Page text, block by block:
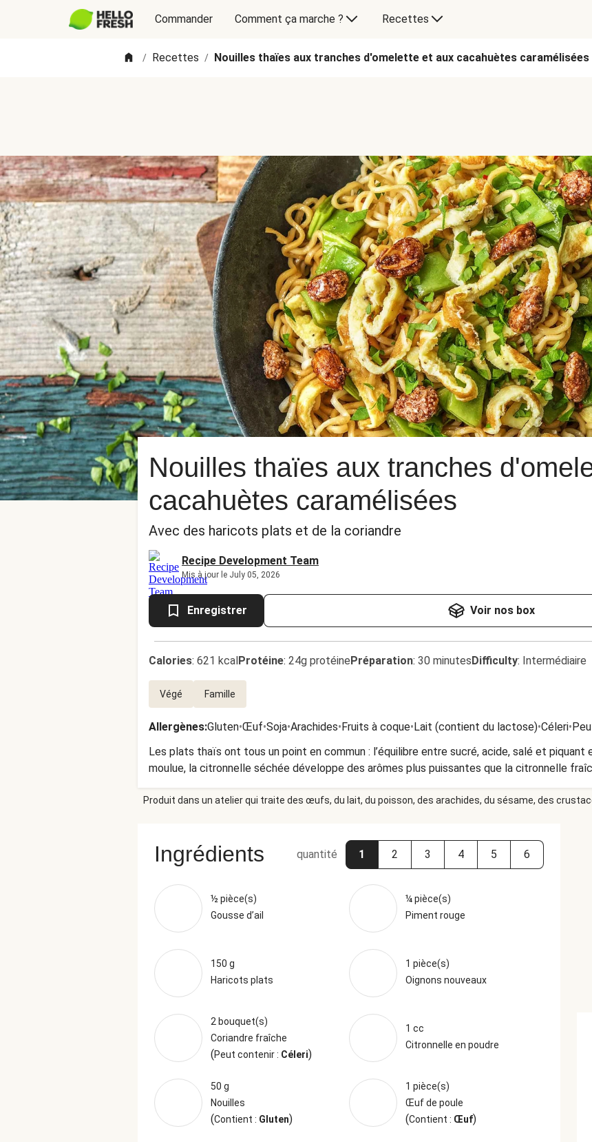
Commander Comment ça marche ? Recettes
/ Recettes / Nouilles thaïes aux tranches d'omelette et aux cacahuètes caramélisées
Nouilles thaïes aux tranches
cacahuètes caramélisées
Avec des haricots plats et de la coriandre
Recipe Development Team
Mis à jour le July 05, 2026
Enregistrer Voir nos box
Calories: 621 kcalProtéine: 24g protéinePréparation: 30 minutesDifficulty: Intermédiaire
Végé Famille
Allergènes:Gluten•Œuf•Soja•Arachides•Fruits à coque•Lait (contient du lactose)•Céleri•
Les plats thaïs ont tous un point en commun : l’équilibre entre sucré, acide, salé et
moulue, la citronnelle séchée développe des arômes plus puissantes que la citronnelle
Produit dans un atelier qui traite des œufs, du lait, du poisson, des arachides, du sésame, des
Ingrédients quantité 1 2 3 4 5 6
½ pièce(s)
Gousse d’ail
¼ pièce(s)
Piment rouge
150 g
Haricots plats
1 pièce(s)
Oignons nouveaux
2 bouquet(s)
Coriandre fraîche
(Peut contenir : Céleri)
1 cc
Citronnelle en poudre
50 g
Nouilles
(Contient : Gluten)
1 pièce(s)
Œuf de poule
(Contient : Œuf)